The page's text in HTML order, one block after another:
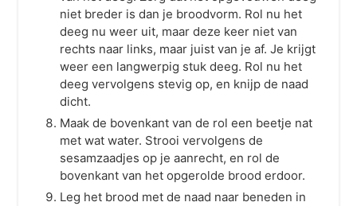
niet breder is dan je broodvorm. Rol nu het
deeg nu weer uit, maar deze keer niet van
rechts naar links, maar juist van je af. Je krijgt
weer een langwerpig stuk deeg. Rol nu het
deeg vervolgens stevig op, en knijp de naad
dicht.
Maak de bovenkant van de rol een beetje nat
met wat water. Strooi vervolgens de
sesamzaadjes op je aanrecht, en rol de
bovenkant van het opgerolde brood erdoor.
Leg het brood met de naad naar beneden in